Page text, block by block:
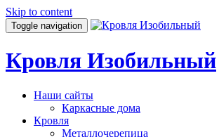
Skip to content
Toggle navigation
Кровля Изобильный
Наши сайты
Каркасные дома
Кровля
Металлочерепица